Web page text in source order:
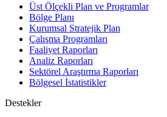
Üst Ölçekli Plan ve Programlar
Bölge Planı
Kurumsal Stratejik Plan
Çalışma Programları
Faaliyet Raporları
Analiz Raporları
Sektörel Araştırma Raporları
Bölgesel İstatistikler
Destekler